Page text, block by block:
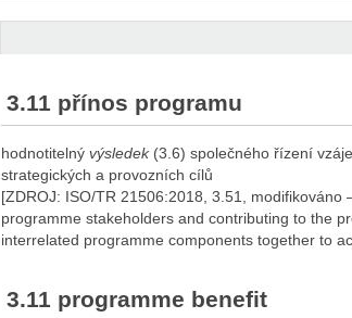
3.11 přínos programu
hodnotitelný výsledek(3.6) společného řízení
strategických a provozních cílů
[ZDROJ: ISO/TR 21506:2018, 3.51, modifikováno
programme stakeholders and contributing to the
interrelated programme components together to
3.11 programme benefit